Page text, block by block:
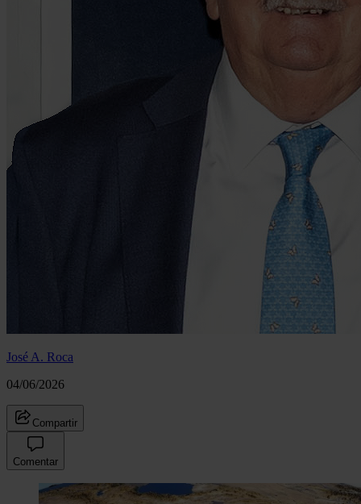
José A. Roca
04/06/2026
Compartir
Comentar